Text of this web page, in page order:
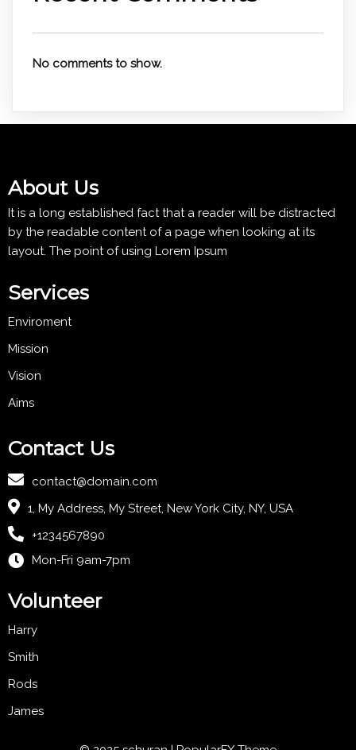
No comments to show.
About Us
It is a long established fact that a reader will be distracted
by the readable content of a page when looking at its
layout. The point of using Lorem Ipsum
Services
Enviroment
Mission
Vision
Aims
Contact Us
contact@domain.com
1, My Address, My Street, New York City, NY, USA
+1234567890
Mon-Fri 9am-7pm
Volunteer
Harry
Smith
Rods
James